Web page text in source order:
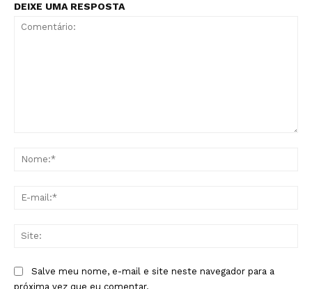
DEIXE UMA RESPOSTA
Salve meu nome, e-mail e site neste navegador para a
próxima vez que eu comentar.